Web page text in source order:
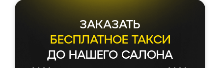
ЗАКАЗАТЬ
БЕСПЛАТНОЕ ТАКСИ
ДО НАШЕГО САЛОНА